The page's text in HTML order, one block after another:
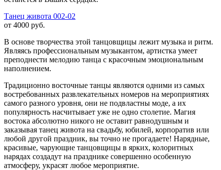
Танец живота 002-02
от 4000 руб.
В основе творчества этой танцовщицы лежит музыка и ритм.
Являясь профессиональным музыкантом, артистка умеет
преподнести мелодию танца с красочным эмоциональным
наполнением.
Традиционно восточные танцы являются одними из самых
востребованных развлекательных номеров на мероприятиях
самого разного уровня, они не подвластны моде, а их
популярность насчитывает уже не одно столетие. Магия
востока абсолютно никого не оставит равнодушным и
заказывая танец живота на свадьбу, юбилей, корпоратив или
любой другой праздник, вы точно не прогадаете! Нарядные,
красивые, чарующие танцовщицы в ярких, колоритных
нарядах создадут на празднике совершенно особенную
атмосферу, украсят любое мероприятие.